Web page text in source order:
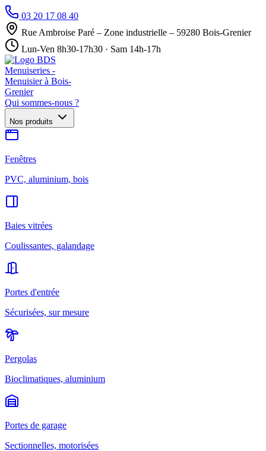
03 20 17 08 40
Rue Ambroise Paré – Zone industrielle – 59280 Bois-Grenier
Lun-Ven 8h30-17h30 · Sam 14h-17h
Qui sommes-nous ?
Nos produits
Fenêtres
PVC, aluminium, bois
Baies vitrées
Coulissantes, galandage
Portes d'entrée
Sécurisées, sur mesure
Pergolas
Bioclimatiques, aluminium
Portes de garage
Sectionnelles, motorisées